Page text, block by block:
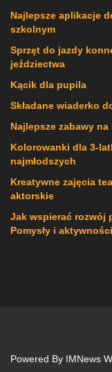
Najlepsze aplikacje
szkolnym
Sprzęt do jazdy
jeździectwa
Kącik dla pupila
Składane wiaderko
Najlepsze zabawy
Kolorowanki dla 3-
najmłodszych
Kreatywne zajęcia
aktorskie
Jak wspierać rozwój
Pomysły i aktywności
Powered By IMNews